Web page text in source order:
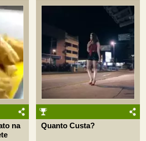
na
Quanto Custa?